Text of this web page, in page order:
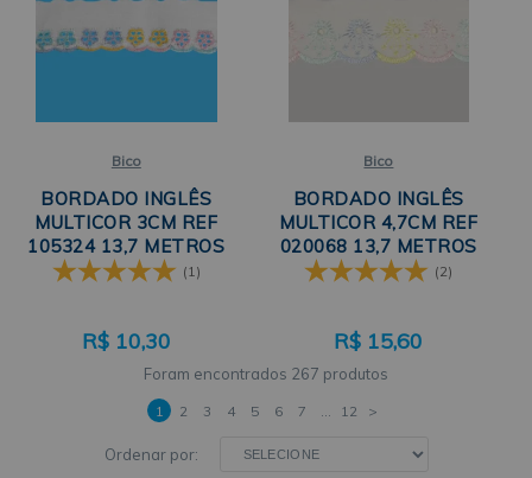
Bico
BORDADO INGLÊS
MULTICOR 3CM REF
105324 13,7 METROS
TRADER
(1)
R$ 10,30
Bico
BORDADO INGLÊS
MULTICOR 4,7CM REF
020068 13,7 METROS
TRADER
(2)
R$ 15,60
267 produtos
Ordenar por:
1 2 3 4 5 6 7 12 >